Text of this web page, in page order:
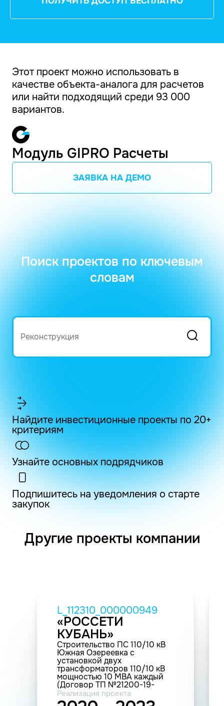
Этот проект можно использовать в
качестве объекта-аналога для расчетов
или найти подходящий среди 93 000
вариантов.
Модуль GIPRO Расчеты
ЗАЯВКА НА ДЕМО
Поиск проектов по ключевым
словам
Найдите инвестиционные проекты по 20+
критериям
Узнайте основных подрядчиков
Подпишитесь на уведомления о старте
закупок
Другие проекты компании
L_112310_000000949
«РОССЕТИ
КУБАНЬ»
Строительство ПС 110/10 кВ
Южная Озереевка с
установкой двух
трансформаторов 110/10 кВ
мощностью 10 МВА каждый
(Договор ТП №21200-19-
00543950-4 от 27.03.2020)
Реализация проекта